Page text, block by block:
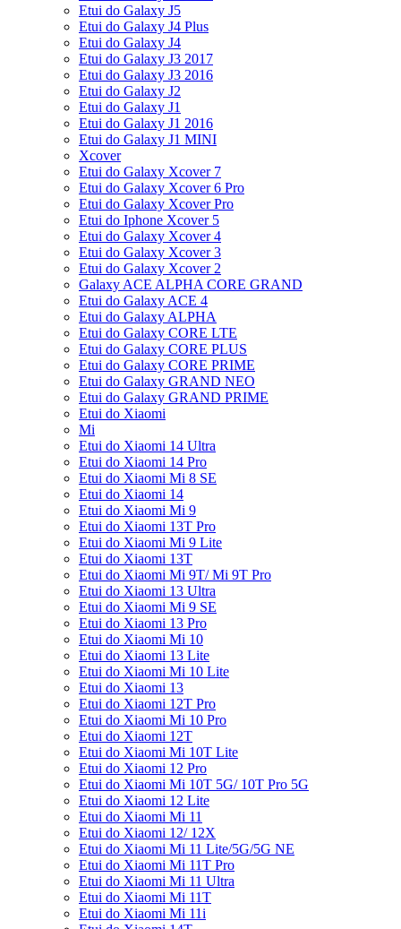
Etui do Galaxy J5
Etui do Galaxy J4 Plus
Etui do Galaxy J4
Etui do Galaxy J3 2017
Etui do Galaxy J3 2016
Etui do Galaxy J2
Etui do Galaxy J1
Etui do Galaxy J1 2016
Etui do Galaxy J1 MINI
Xcover
Etui do Galaxy Xcover 7
Etui do Galaxy Xcover 6 Pro
Etui do Galaxy Xcover Pro
Etui do Iphone Xcover 5
Etui do Galaxy Xcover 4
Etui do Galaxy Xcover 3
Etui do Galaxy Xcover 2
Galaxy ACE ALPHA CORE GRAND
Etui do Galaxy ACE 4
Etui do Galaxy ALPHA
Etui do Galaxy CORE LTE
Etui do Galaxy CORE PLUS
Etui do Galaxy CORE PRIME
Etui do Galaxy GRAND NEO
Etui do Galaxy GRAND PRIME
Etui do Xiaomi
Mi
Etui do Xiaomi 14 Ultra
Etui do Xiaomi 14 Pro
Etui do Xiaomi Mi 8 SE
Etui do Xiaomi 14
Etui do Xiaomi Mi 9
Etui do Xiaomi 13T Pro
Etui do Xiaomi Mi 9 Lite
Etui do Xiaomi 13T
Etui do Xiaomi Mi 9T/ Mi 9T Pro
Etui do Xiaomi 13 Ultra
Etui do Xiaomi Mi 9 SE
Etui do Xiaomi 13 Pro
Etui do Xiaomi Mi 10
Etui do Xiaomi 13 Lite
Etui do Xiaomi Mi 10 Lite
Etui do Xiaomi 13
Etui do Xiaomi 12T Pro
Etui do Xiaomi Mi 10 Pro
Etui do Xiaomi 12T
Etui do Xiaomi Mi 10T Lite
Etui do Xiaomi 12 Pro
Etui do Xiaomi Mi 10T 5G/ 10T Pro 5G
Etui do Xiaomi 12 Lite
Etui do Xiaomi Mi 11
Etui do Xiaomi 12/ 12X
Etui do Xiaomi Mi 11 Lite/5G/5G NE
Etui do Xiaomi Mi 11T Pro
Etui do Xiaomi Mi 11 Ultra
Etui do Xiaomi Mi 11T
Etui do Xiaomi Mi 11i